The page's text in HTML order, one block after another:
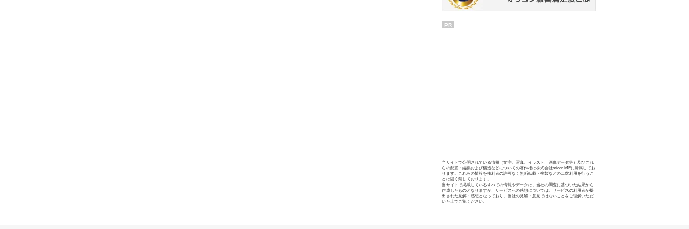
PR
当サイトで公開されている情報（文字、写真、イラスト、画像データ等）及びこれ
らの配置・編集および構造などについての著作権は株式会社oricon MEに帰属してお
ります。これらの情報を権利者の許可なく無断転載・複製などの二次利用を行うこ
とは固く禁じております。
当サイトで掲載しているすべての情報やデータは、当社の調査に基づいた結果から
作成したものとなりますが、サービスへの感想については、サービスの利用者が提
出された見解・感想となっており、当社の見解・意見ではないことをご理解いただ
いた上でご覧ください。